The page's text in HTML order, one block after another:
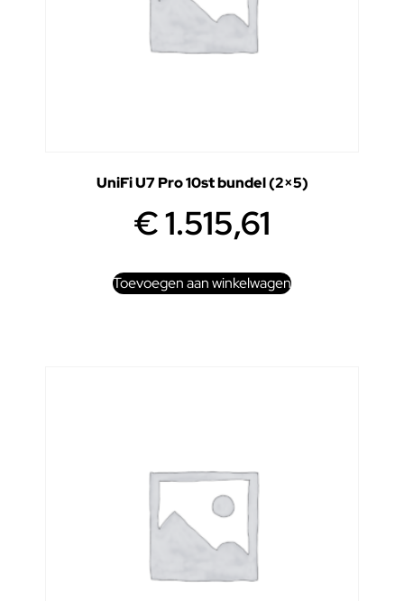
UniFi U7 Pro 10st bundel (2×5)
€1.515,61
Toevoegen aan winkelwagen